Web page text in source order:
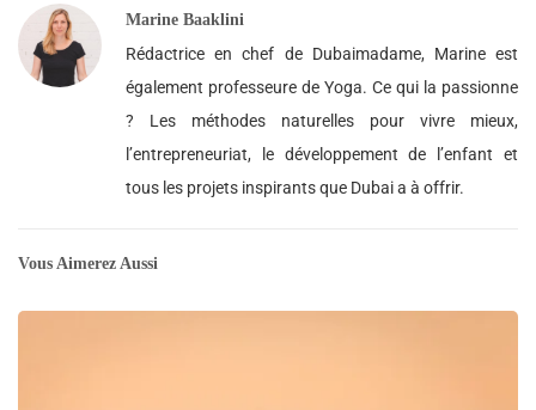
Marine Baaklini
Rédactrice en chef de Dubaimadame, Marine est
également professeure de Yoga. Ce qui la passionne
? Les méthodes naturelles pour vivre mieux,
l’entrepreneuriat, le développement de l’enfant et
tous les projets inspirants que Dubai a à offrir.
Vous Aimerez Aussi